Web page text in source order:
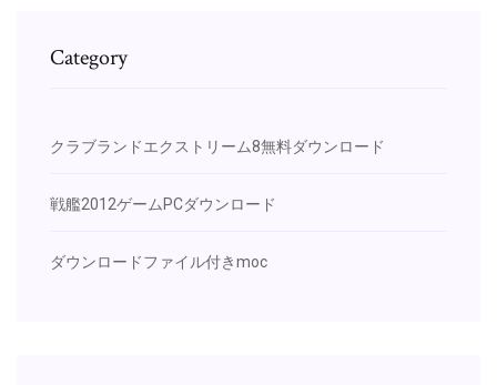
Category
クラブランドエクストリーム8無料ダウンロード
戦艦2012ゲームPCダウンロード
ダウンロードファイル付きmoc